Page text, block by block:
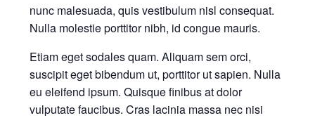
nunc malesuada, quis vestibulum nisl consequat.
Nulla molestie porttitor nibh, id congue mauris.
Etiam eget sodales quam. Aliquam sem orci,
suscipit eget bibendum ut, porttitor ut sapien. Nulla
eu eleifend ipsum. Quisque finibus at dolor
vulputate faucibus. Cras lacinia massa nec nisi